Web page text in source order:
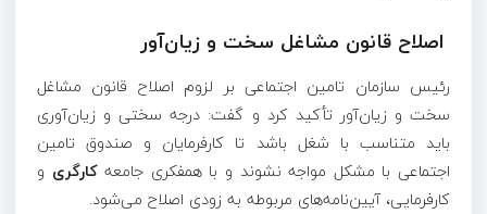
اصلاح قانون مشاغل سخت و زیان‌آور
رئیس سازمان تامین اجتماعی بر لزوم اصلاح قانون مشاغل
سخت و زیان‌آور تأکید کرد و گفت: درجه سختی و زیان‌آوری
باید متناسب با شغل باشد تا کارفرمایان و صندوق تامین
اجتماعی با مشکل مواجه نشوند و با همفکری جامعهکارگری و
کارفرمایی، آیین‌نامه‌های مربوطه به زودی اصلاح می‌شود.